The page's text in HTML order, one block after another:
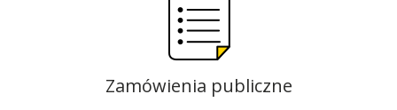
Zamówienia publiczne